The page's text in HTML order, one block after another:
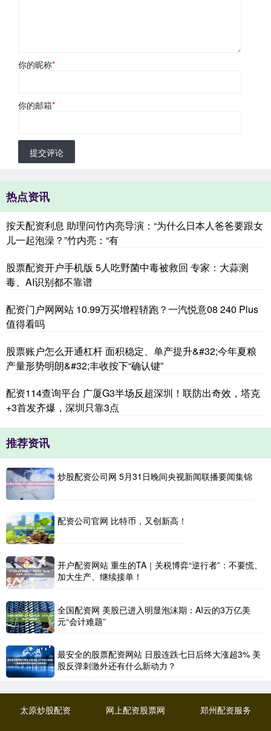
你的昵称*
你的邮箱*
提交评论
热点资讯
按天配资利息 助理问竹内亮导演：“为什么日本人爸爸要跟女
儿一起泡澡？”竹内亮：“有
股票配资开户手机版 5人吃野菌中毒被救回 专家：大蒜测
毒、AI识别都不靠谱
配资门户网网站 10.99万买增程轿跑？一汽悦意08 240 Plus
值得看吗
股票账户怎么开通杠杆 面积稳定、单产提升&#32;今年夏粮
产量形势明朗&#32;丰收按下“确认键”
配资114查询平台 广厦G3半场反超深圳！联防出奇效，塔克
+3首发齐爆，深圳只靠3点
推荐资讯
炒股配资公司网 5月31日晚间央视新闻联播要闻集锦
配资公司官网 比特币，又创新高！
开户配资网站 重生的TA｜关税博弈“逆行者”：不要慌、
加大生产、继续接单！
全国配资网 美股已进入明显泡沫期：AI云的3万亿美
元“会计难题”
最安全的股票配资网站 日股连跌七日后终大涨超3% 美
股反弹刺激外还有什么新动力？
太原炒股配资 网上配资股票网 郑州配资服务